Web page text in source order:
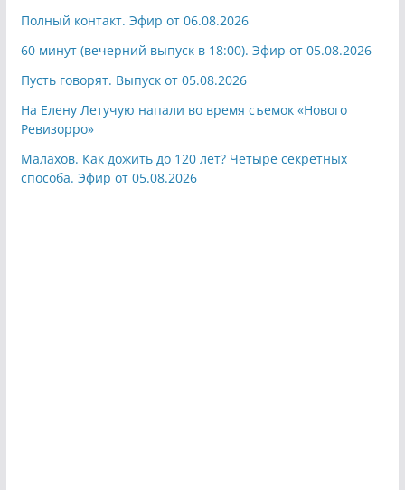
Полный контакт. Эфир от 06.08.2026
60 минут (вечерний выпуск в 18:00). Эфир от 05.08.2026
Пусть говорят. Выпуск от 05.08.2026
На Елену Летучую напали во время съемок «Нового
Ревизорро»
Малахов. Как дожить до 120 лет? Четыре секретных
способа. Эфир от 05.08.2026